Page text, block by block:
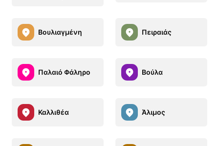
Βουλιαγμένη Πειραιάς
Παλαιό Φάληρο Βούλα
Καλλιθέα Άλιμος